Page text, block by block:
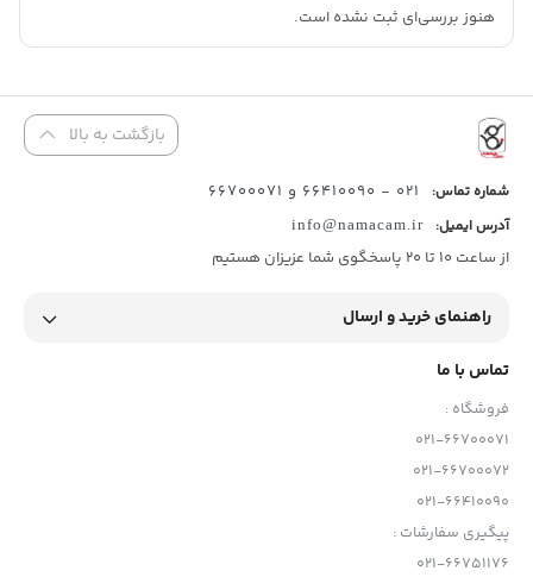
این پک، باتری لیتیومی یونی
طراحی دستیگره عکاسی در جهت عمودی بسیار پیشرفته و راحت بوده و
همچنین ساختار ارگونومیک تری را برای دوربین فراهم می‌کند.
هنوز بررسی‌ای ثبت نشده است.
بازگشت به بالا
شماره تماس: 021 - 66410090 و 66700071
آدرس ایمیل: info@namacam.ir
از ساعت 10 تا 20 پاسخگوی شما عزیزان هستیم
راهنمای خرید و ارسال
تماس با ما
فروشگاه :
021-66700071
021-66700072
021-66410090
پیگیری سفارشات :
021-66751176